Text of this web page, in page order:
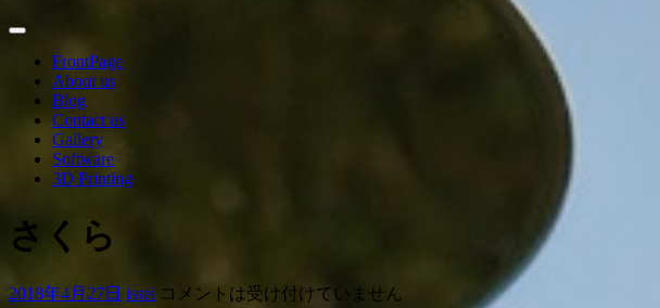
FrontPage
About us
Blog
Contact us
Gallery
Software
3D Printing
さくら
2018年4月27日 issei コメントは受け付けていません